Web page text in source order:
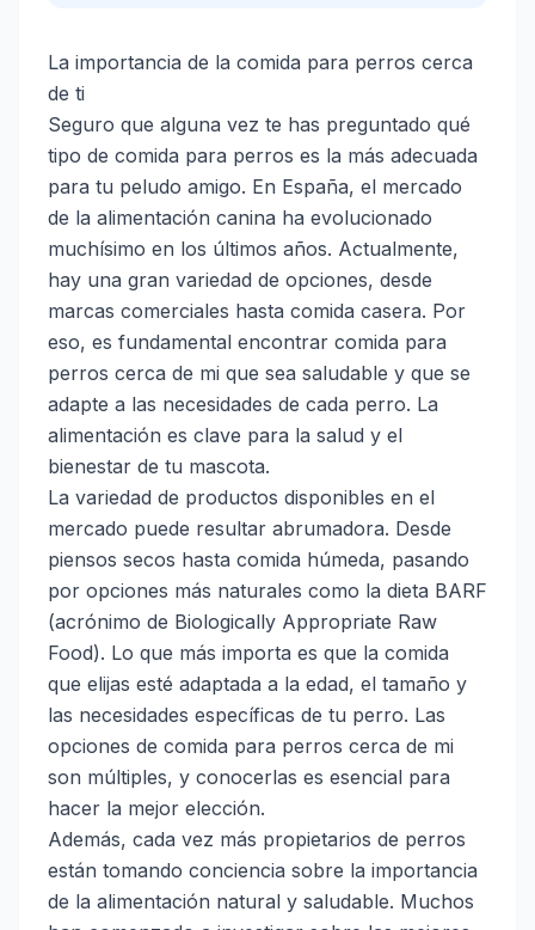
La importancia de la comida para perros cerca
de ti
Seguro que alguna vez te has preguntado qué
tipo de comida para perros es la más adecuada
para tu peludo amigo. En España, el mercado
de la alimentación canina ha evolucionado
muchísimo en los últimos años. Actualmente,
hay una gran variedad de opciones, desde
marcas comerciales hasta comida casera. Por
eso, es fundamental encontrar comida para
perros cerca de mi que sea saludable y que se
adapte a las necesidades de cada perro. La
alimentación es clave para la salud y el
bienestar de tu mascota.
La variedad de productos disponibles en el
mercado puede resultar abrumadora. Desde
piensos secos hasta comida húmeda, pasando
por opciones más naturales como la dieta BARF
(acrónimo de Biologically Appropriate Raw
Food). Lo que más importa es que la comida
que elijas esté adaptada a la edad, el tamaño y
las necesidades específicas de tu perro. Las
opciones de comida para perros cerca de mi
son múltiples, y conocerlas es esencial para
hacer la mejor elección.
Además, cada vez más propietarios de perros
están tomando conciencia sobre la importancia
de la alimentación natural y saludable. Muchos